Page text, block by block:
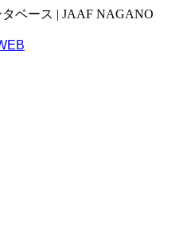
ベース | JAAF NAGANO